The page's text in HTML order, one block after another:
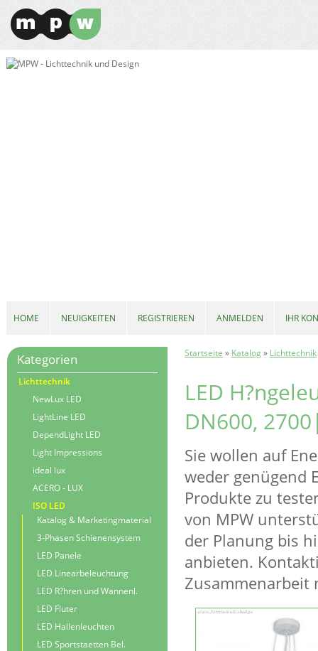
Startseite » Katalog» Lichttechnik
LED
DN600,
Sie wollen auf
weder genügend
Produkte zu
von MPW
der Planung bis
anbieten.
Zusammenarbeit
Kategorien
Lichttechnik
NewLux LED
LightLine LED
DependLight LED
Light Impressions
ideal lux
ACERO - LUX
ISO LED
Katalog & Marketingmaterial
3-Phasen Schienensystem
LED Panele
LED Linearbeleuchtung
LED R?hren und Wannenl.
LED Fluter
LED Hallenleuchten
LED Sportstaetten Bel.
HOME NEUIGKEITEN REGISTRIEREN ANMELDEN IHR